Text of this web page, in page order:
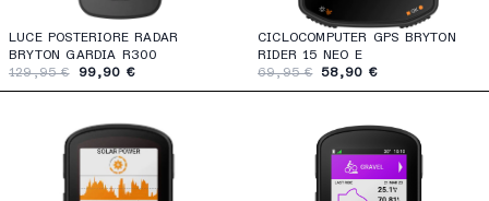
LUCE POSTERIORE RADAR
BRYTON GARDIA R300
129,95 €
99,90 €
CICLOCOMPUTER GPS BRYTON
RIDER 15 NEO E
69,95 €
58,90 €